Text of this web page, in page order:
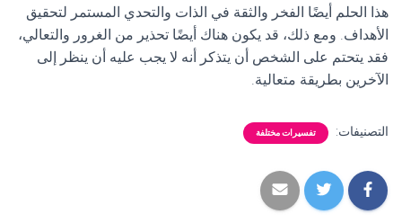
هذا الحلم أيضًا الفخر والثقة في الذات والتحدي المستمر لتحقيق
الأهداف. ومع ذلك، قد يكون هناك أيضًا تحذير من الغرور والتعالي،
فقد يتحتم على الشخص أن يتذكر أنه لا يجب عليه أن ينظر إلى
الآخرين بطريقة متعالية.
التصنيفات: تفسيرات مختلفة